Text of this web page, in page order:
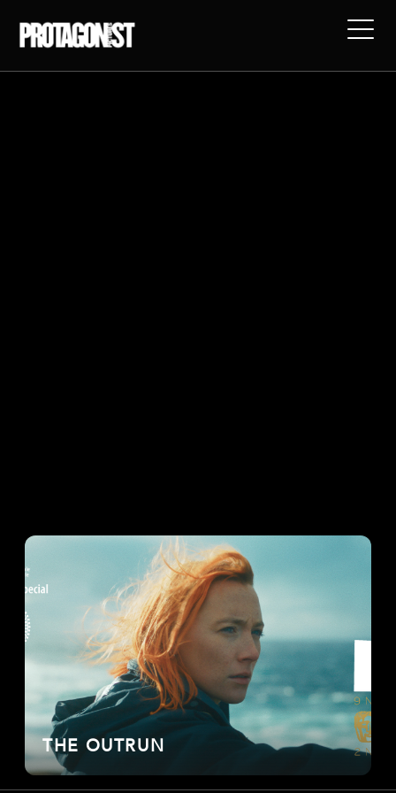
THE OUTRUN